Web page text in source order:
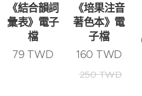
《結合韻詞
彙表》電子
檔
79 TWD
《培果注音
著色本》電
子檔
160 TWD
250TWD